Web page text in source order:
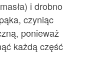
i drobno
czyniąc
ponieważ
każdą część